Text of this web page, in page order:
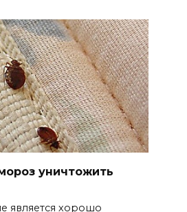
уничтожить
является хорошо